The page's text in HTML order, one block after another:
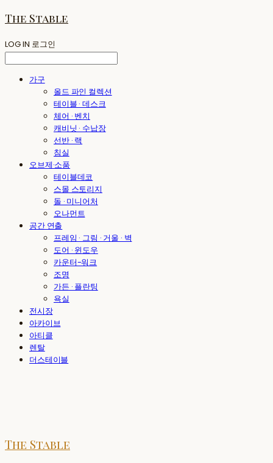
The Stable
LOG IN 로그인
가구
올드 파인 컬렉션
테이블 · 데스크
체어 · 벤치
캐비닛 · 수납장
선반 · 랙
침실
오브제·소품
테이블데코
스몰 스토리지
돌 · 미니어처
오나먼트
공간 연출
프레임 · 그림 · 거울 · 벽
도어 · 윈도우
카운터-워크
조명
가든 · 플란팅
욕실
전시장
아카이브
아티클
렌탈
더스테이블
The Stable